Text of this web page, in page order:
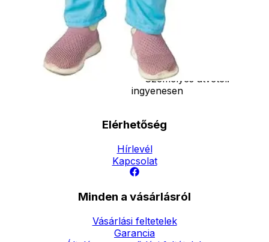
Szállítás:
- Csomagautomata: 1190
forinttól
- Házhozszállítás: 2190
forinttól
- Személyes átvétel:
ingyenesen
Elérhetőség
Hírlevél
Kapcsolat
Minden a vásárlásról
Vásárlási feltetelek
Garancia